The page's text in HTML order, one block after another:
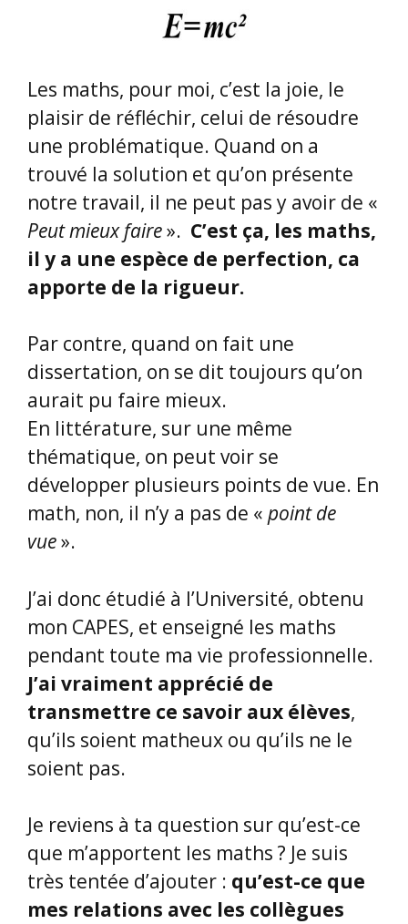
Les maths, pour moi, c’est la joie, le
plaisir de réfléchir, celui de résoudre
une problématique. Quand on a
trouvé la solution et qu’on présente
notre travail, il ne peut pas y avoir de «
Peut mieux faire». C’est ça, les maths,
il y a une espèce de perfection, ca
apporte de la rigueur.
Par contre, quand on fait une
dissertation, on se dit toujours qu’on
aurait pu faire mieux.
En littérature, sur une même
thématique, on peut voir se
développer plusieurs points de vue. En
math, non, il n’y a pas de « point de
vue».
J’ai donc étudié à l’Université, obtenu
mon CAPES, et enseigné les maths
pendant toute ma vie professionnelle.
J’ai vraiment apprécié de
transmettre ce savoir aux élèves,
qu’ils soient matheux ou qu’ils ne le
soient pas.
Je reviens à ta question sur qu’est-ce
que m’apportent les maths ? Je suis
très tentée d’ajouter : qu’est-ce que
mes relations avec les collègues